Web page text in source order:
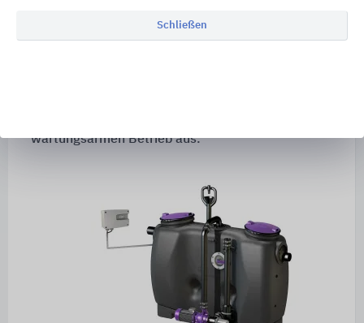
Warmwasseranschluss benötigt. Bei der
Entsorgung und Reinigung entsteht keine
wartungsarmen Betrieb aus.
Schließen